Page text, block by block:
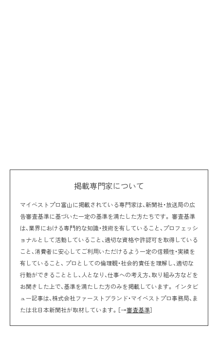
掲載専門家について
マイベストプロ富山に掲載されている専門家は、新聞社・放送局の広
告審査基準に基づいた一定の基準を満たした方たちです。 審査基準
は、業界における専門的な知識・技術を有していること、プロフェッシ
ョナルとして活動していること、適切な資格や許認可を取得している
こと、消費者に安心してご利用いただけるよう一定の信頼性・実績を
有していること、 プロとしての倫理観・社会的責任を理解し、適切な
行動ができることとし、人となり、仕事への考え方、取り組み方などを
お聞きした上で、基準を満たした方のみを掲載しています。 インタビ
ュー記事は、株式会社ファーストブランド・マイベストプロ事務局、ま
たは北日本新聞社が取材しています。［→審査基準］